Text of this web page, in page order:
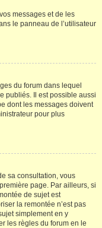
messages et de les
le panneau de l’utilisateur
du forum dans lequel
publiés. Il est possible aussi
dont les messages doivent
pour plus
sa consultation, vous
page. Par ailleurs, si
de sujet est
la remontée n’est pas
simplement en y
les règles du forum en le